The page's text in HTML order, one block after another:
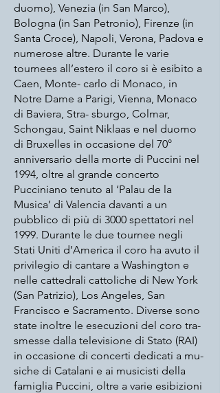
duomo), Venezia (in San Marco),
Bologna (in San Petronio), Firenze (in
Santa Croce), Napoli, Verona, Padova e
numerose altre. Durante le varie
tournees all’estero il coro si è esibito a
Caen, Monte- carlo di Monaco, in
Notre Dame a Parigi, Vienna, Monaco
di Baviera, Stra- sburgo, Colmar,
Schongau, Saint Niklaas e nel duomo
di Bruxelles in occasione del 70°
anniversario della morte di Puccini nel
1994, oltre al grande concerto
Pucciniano tenuto al ‘Palau de la
Musica’ di Valencia davanti a un
pubblico di più di 3000 spettatori nel
1999. Durante le due tournee negli
Stati Uniti d’America il coro ha avuto il
privilegio di cantare a Washington e
nelle cattedrali cattoliche di New York
(San Patrizio), Los Angeles, San
Francisco e Sacramento. Diverse sono
state inoltre le esecuzioni del coro tra-
smesse dalla televisione di Stato (RAI)
in occasione di concerti dedicati a mu-
siche di Catalani e ai musicisti della
famiglia Puccini, oltre a varie esibizioni